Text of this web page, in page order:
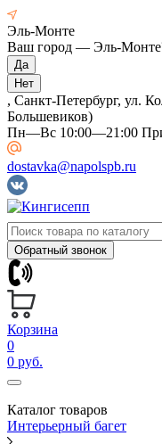
Эль-Монте
Ваш город — Эль-Монте
, Санкт-Петербург, ул.
Большевиков)
Пн—Вс 10:00—21:00
dostavka@napolspb.ru
Обратный звонок
Корзина
0
0 руб.
Каталог товаров
Интерьерный багет